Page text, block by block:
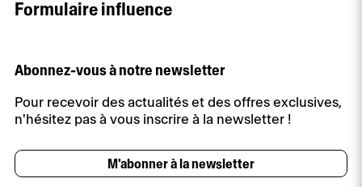
Formulaire influence
Abonnez-vous à notre newsletter
Pour recevoir des actualités et des offres exclusives,
n'hésitez pas à vous inscrire à la newsletter !
M'abonner à la newsletter